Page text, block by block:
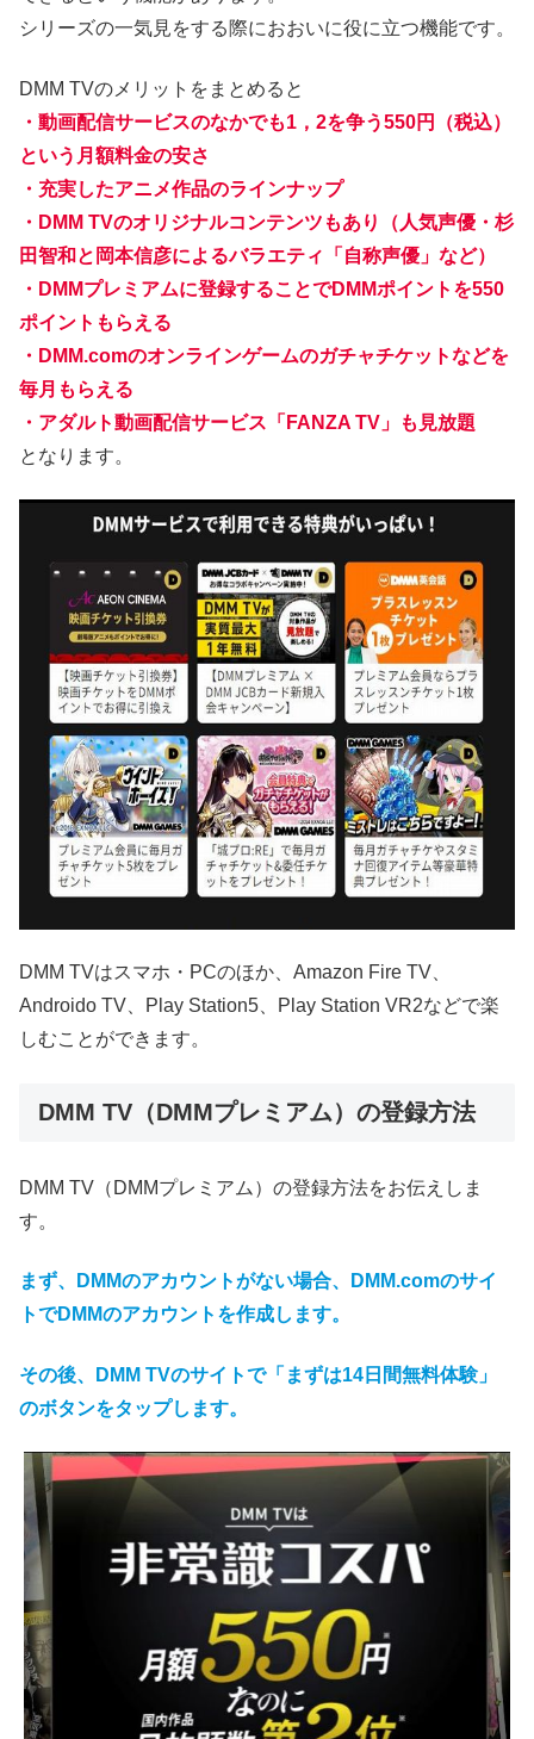
シリーズの一気見をする際におおいに役に立つ機能です。
DMM TVのメリットをまとめると
・動画配信サービスのなかでも1，2を争う550円（税込）
という月額料金の安さ
・充実したアニメ作品のラインナップ
・DMM TVのオリジナルコンテンツもあり（人気声優・杉
田智和と岡本信彦によるバラエティ「自称声優」など）
・DMMプレミアムに登録することでDMMポイントを550
ポイントもらえる
・DMM.comのオンラインゲームのガチャチケットなどを
毎月もらえる
・アダルト動画配信サービス「FANZA TV」も見放題
となります。
DMM TVはスマホ・PCのほか、Amazon Fire TV、
Androido TV、Play Station5、Play Station VR2などで楽
しむことができます。
DMM TV（DMMプレミアム）の登録方法
DMM TV（DMMプレミアム）の登録方法をお伝えしま
す。
まず、 DMMのアカウントがない場合、
DMM.comのサイ
トでDMMのアカウントを作成します。
その後、DMM TVのサイトで「まずは14日間無料体験」
のボタンをタップします。